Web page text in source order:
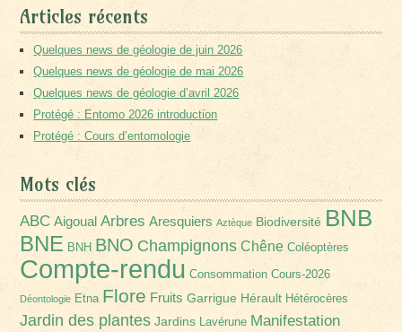
Articles récents
Quelques news de géologie de juin 2026
Quelques news de géologie de mai 2026
Quelques news de géologie d’avril 2026
Protégé : Entomo 2026 introduction
Protégé : Cours d’entomologie
Mots clés
ABC Aigoual Arbres Aresquiers Aztèque Biodiversité BNB
BNE BNH BNO Champignons Chêne Coléoptères
Compte-rendu Consommation Cours-2026
Déontologie Etna Flore Fruits Garrigue Hérault Hétérocères
Jardin des plantes Jardins Lavérune Manifestation